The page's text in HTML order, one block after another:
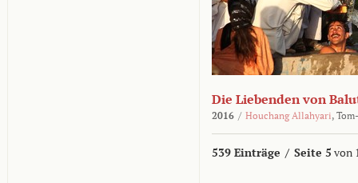
Die Liebenden von
2016 / Houchang Allahyari,
539 Einträge / Seite 5 von